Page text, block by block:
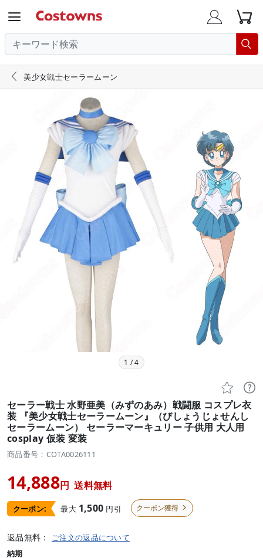
  

 美少女戦士セーラームーン
1 /4
 
セーラー戦士 水野亜美（みずのあみ）戦闘服 コスプレ衣
装 『美少女戦士セーラームーン』（びしょうじょせんし
セーラームーン） セーラーマーキュリー 子供用 大人用
cosplay 仮装 変装
商品番号：COTA0026111
14,888円 送料無料
クーポン: 最大 1,500 円引 クーポン獲得 
返品無料： ご注文の返品について
納期